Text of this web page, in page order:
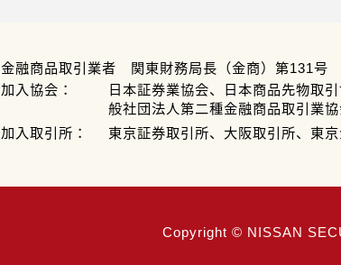
金融商品取引業者 関東財務局長（金商）第131号
加入協会：
日本証券業協会、日本商品先物取
般社団法人第二種金融商品取引業協
加入取引所：
東京証券取引所、大阪取引所、東
Copyright © NISSAN